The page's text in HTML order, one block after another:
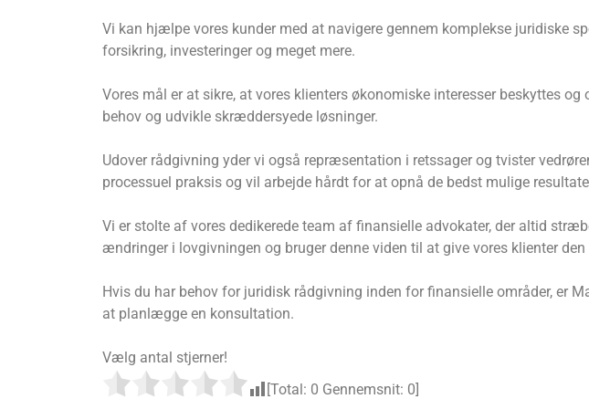
Vi kan hjælpe vores kunder med at navigere gennem komplekse juridiske
forsikring, investeringer og meget mere.
Vores mål er at sikre, at vores klienters økonomiske interesser beskyttes
behov og udvikle skræddersyede løsninger.
Udover rådgivning yder vi også repræsentation i retssager og tvister
processuel praksis og vil arbejde hårdt for at opnå de bedst mulige
Vi er stolte af vores dedikerede team af finansielle advokater, der altid
ændringer i lovgivningen og bruger denne viden til at give vores klienter
Hvis du har behov for juridisk rådgivning inden for finansielle områder, er
at planlægge en konsultation.
Vælg antal stjerner!
[Total: 0 Gennemsnit: 0]